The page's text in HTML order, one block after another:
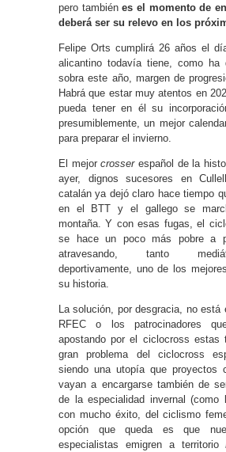
pero tambiénes el momento de
deberá ser su relevo en los
Felipe Orts cumplirá 26 años el
alicantino todavía tiene, como ha
sobra este año, margen de
Habrá que estar muy atentos en
pueda tener en él su
presumiblemente, un mejor
para preparar el invierno.
El mejorcrosserespañol de la
ayer, dignos sucesores en
catalán ya dejó claro hace tiempo
en el BTT y el gallego se
montaña. Y con esas fugas, el
se hace un poco más pobre a
atravesando, tanto
deportivamente, uno de los
su historia.
La solución, por desgracia, no está
RFEC o los patrocinadores
apostando por el ciclocross estas
gran problema del ciclocross
siendo una utopía que proyectos
vayan a encargarse también de
de la especialidad invernal (como
con mucho éxito, del ciclismo
opción que queda es que
especialistas emigren a territorio